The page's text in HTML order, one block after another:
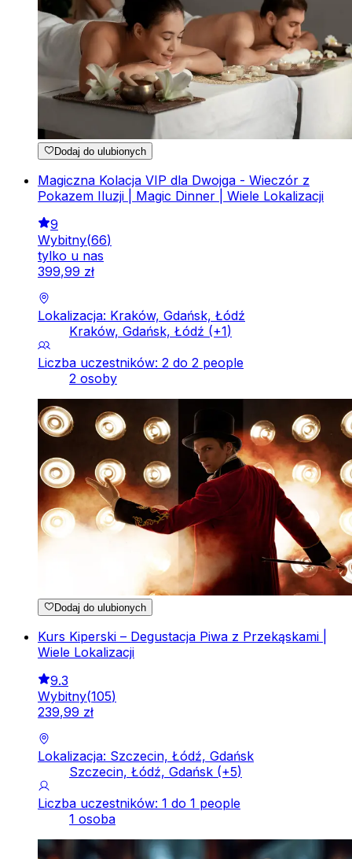
Dodaj do ulubionych
Magiczna Kolacja VIP dla Dwojga - Wieczór z
Pokazem Iluzji | Magic Dinner | Wiele Lokalizacji
9
Wybitny(66)
tylko u nas
399,99 zł
Lokalizacja: Kraków, Gdańsk, Łódź
Kraków, Gdańsk, Łódź (+1)
Liczba uczestników: 2 do 2 people
2 osoby
Dodaj do ulubionych
Kurs Kiperski – Degustacja Piwa z Przekąskami |
Wiele Lokalizacji
9.3
Wybitny(105)
239,99 zł
Lokalizacja: Szczecin, Łódź, Gdańsk
Szczecin, Łódź, Gdańsk (+5)
Liczba uczestników: 1 do 1 people
1 osoba